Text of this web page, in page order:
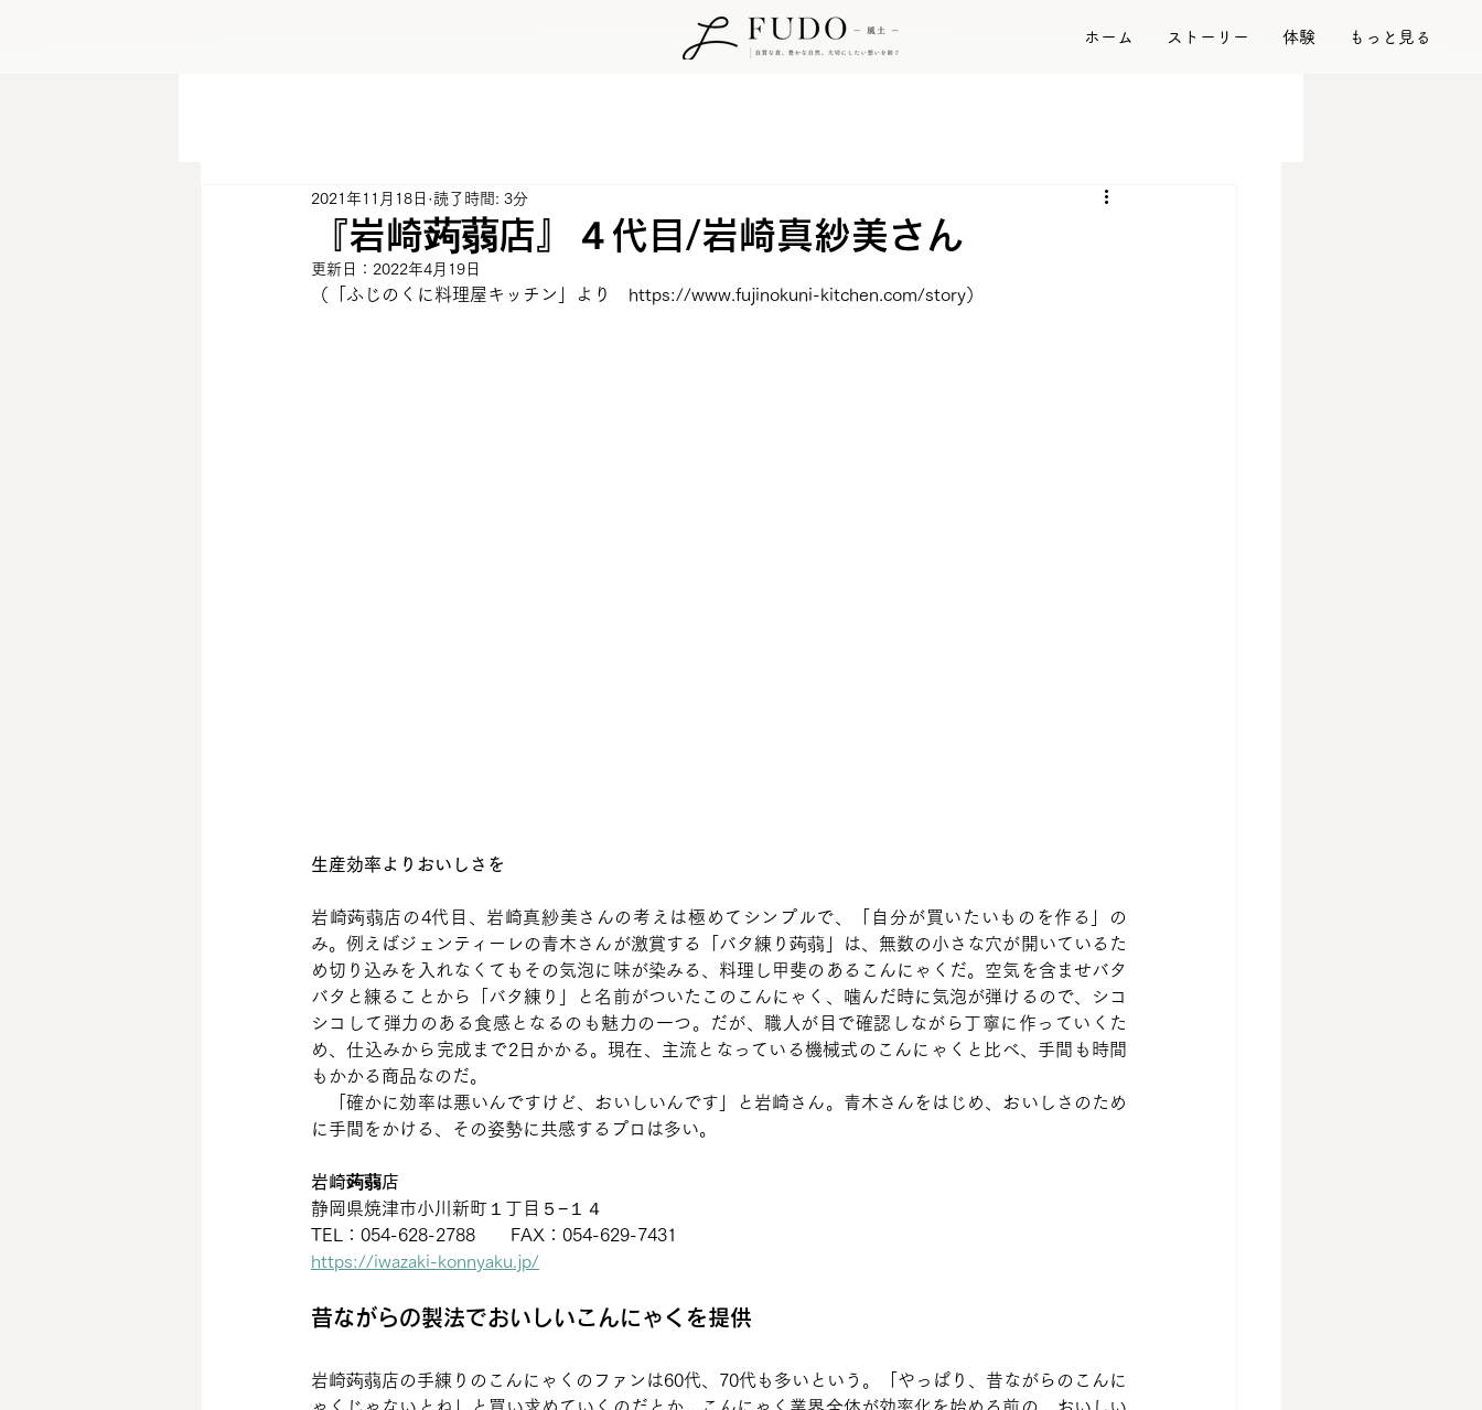
ホーム ストーリー 体験 もっと見る
『岩崎蒟蒻店』４代目/岩崎真紗美さん
2021年11月18日 読了時間: 3分
更新日： 2022年4月19日
（「ふじのくに料理屋キッチン」より　https://www.fujinokuni-kitchen.com/story）
生産効率よりおいしさを
岩崎蒟蒻店の4代目、岩崎真紗美さんの考えは極めてシンプルで、「自分が買いたいものを作る」の
み。例えばジェンティーレの青木さんが激賞する「バタ練り蒟蒻」は、無数の小さな穴が開いているた
め切り込みを入れなくてもその気泡に味が染みる、料理し甲斐のあるこんにゃくだ。空気を含ませバタ
バタと練ることから「バタ練り」と名前がついたこのこんにゃく、噛んだ時に気泡が弾けるので、シコ
シコして弾力のある食感となるのも魅力の一つ。だが、職人が目で確認しながら丁寧に作っていくた
め、仕込みから完成まで2日かかる。現在、主流となっている機械式のこんにゃくと比べ、手間も時間
もかかる商品なのだ。
「確かに効率は悪いんですけど、おいしいんです」と岩崎さん。青木さんをはじめ、おいしさのため
に手間をかける、その姿勢に共感するプロは多い。
岩崎蒟蒻店
静岡県焼津市小川新町１丁目５−１４
TEL：054-628-2788　　FAX：054-629-7431
https://iwazaki-konnyaku.jp/
昔ながらの製法でおいしいこんにゃくを提供
岩崎蒟蒻店の手練りのこんにゃくのファンは60代、70代も多いという。「やっぱり、昔ながらのこんに